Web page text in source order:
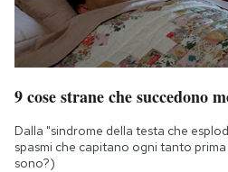
9 cose strane che succedono
Dalla "sindrome della testa che
spasmi che capitano ogni tanto
sono?)